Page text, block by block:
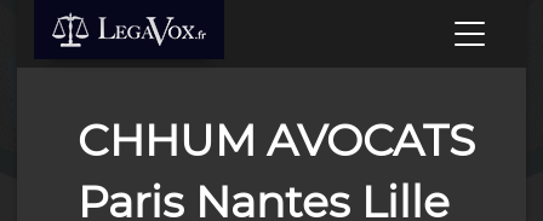
CHHUM AVOCATS
Paris Nantes Lille